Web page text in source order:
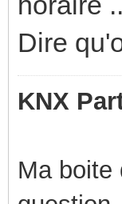
Dire
KNX
Ma boite